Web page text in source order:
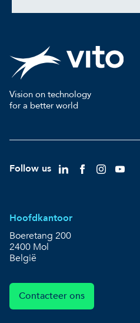
Vision on technology
for a better world
Follow us
Hoofdkantoor
Boeretang 200
2400 Mol
België
Contacteer ons